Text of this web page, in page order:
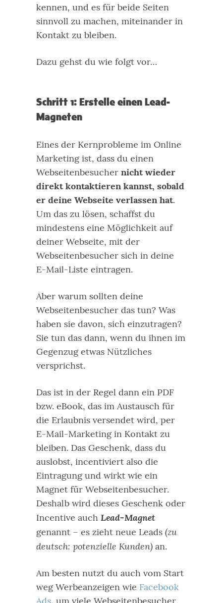
kennen, und es für beide Seiten
sinnvoll zu machen, miteinander in
Kontakt zu bleiben.
Dazu gehst du wie folgt vor…
Schritt 1: Erstelle einen Lead-
Magneten
Eines der Kernprobleme im Online
Marketing ist, dass du einen
Webseitenbesucher nicht wieder
direkt kontaktieren kannst, sobald
er deine Webseite verlassen hat.
Um das zu lösen, schaffst du
mindestens eine Möglichkeit auf
deiner Webseite, mit der
Webseitenbesucher sich in deine
E-Mail-Liste eintragen.
Aber warum sollten deine
Webseitenbesucher das tun? Was
haben sie davon, sich einzutragen?
Sie tun das dann, wenn du ihnen im
Gegenzug etwas Nützliches
versprichst.
Das ist in der Regel dann ein PDF
bzw. eBook, das im Austausch für
die Erlaubnis versendet wird, per
E-Mail-Marketing in Kontakt zu
bleiben. Das Geschenk, dass du
auslobst, incentiviert also die
Eintragung und wirkt wie ein
Magnet für Webseitenbesucher.
Deshalb wird dieses Geschenk oder
Incentive auch Lead-Magnet
genannt – es zieht neue Leads (zu
deutsch: potenzielle Kunden)an.
Am besten nutzt du auch vom Start
weg Werbeanzeigen wie Facebook